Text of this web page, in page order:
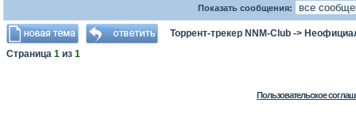
Показать сообщения:
Торрент-трекер NNM-Club ->
Страница 1 из 1
Пользовательское